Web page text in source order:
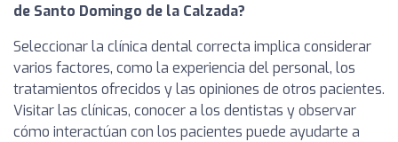
de Santo Domingo de la Calzada?
Seleccionar la clínica dental correcta implica considerar
varios factores, como la experiencia del personal, los
tratamientos ofrecidos y las opiniones de otros pacientes.
Visitar las clínicas, conocer a los dentistas y observar
cómo interactúan con los pacientes puede ayudarte a